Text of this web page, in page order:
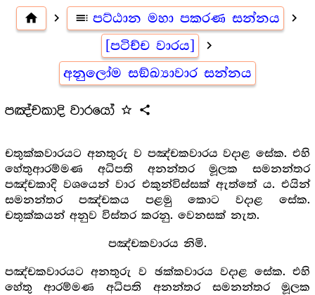
home navigate_next toc පට්ඨාන මහා පකරණ සන්නය navigate_next
[පටිච්ච වාරය] navigate_next
අනුලෝම සඞ්ඛ්‍යාවාර සන්නය
පඤ්චකාදි වාරයෝ star_outline share
චතුක්කවාරයට අනතුරු ව පඤ්චකවාරය වදාළ සේක. එහි
හේතුආරම්මණ අධිපති අනන්තර මූලක සමනන්තර
පඤ්චකාදි වශයෙන් වාර එකුන්විස්සක් ඇත්තේ ය. එයින්
සමනන්තර පඤ්චකය පළමු කොට වදාළ සේක.
චතුක්කයන් අනුව විස්තර කරනු. වෙනසක් නැත.
පඤ්චකවාරය නිමි.
පඤ්චකවාරයට අනතුරු ව ඡක්කවාරය වදාළ සේක. එහි
හේතු ආරම්මණ අධිපති අනන්තර සමනන්තර මූලක